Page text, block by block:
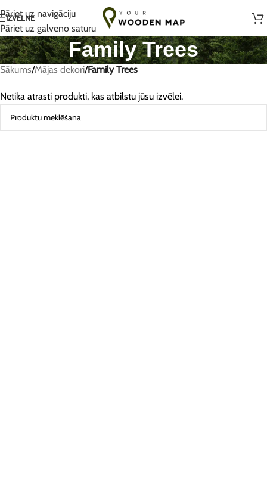
Pāriet uz navigāciju
Pāriet uz galveno saturu
Ar rokām darināts ar mīlestību Lietuvā
IZVĒLNE
Family Trees
Sākums/Mājas dekori/Family Trees
Netika atrasti produkti, kas atbilstu jūsu izvēlei.